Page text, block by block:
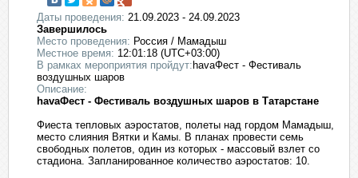
Даты проведения: 21.09.2023 - 24.09.2023
Завершилось
Место проведения: Россия / Мамадыш
Местное время: 12:01:18 (UTC+03:00)
В рамках мероприятия пройдут: havaФест - Фестиваль
воздушных шаров
Описание:
havaФест - Фестиваль воздушных шаров в Татарстане
Фиеста тепловых аэростатов, полеты над гордом Мамадыш,
место слияния Вятки и Камы. В планах провести семь
свободных полетов, один из которых - массовый взлет со
стадиона. Запланированное количество аэростатов: 10.